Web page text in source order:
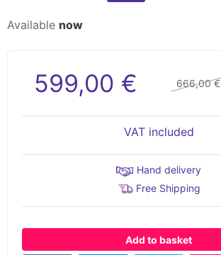
Available now
599,00 € 666,00 €
VAT included
Hand delivery
Free Shipping
Add to basket